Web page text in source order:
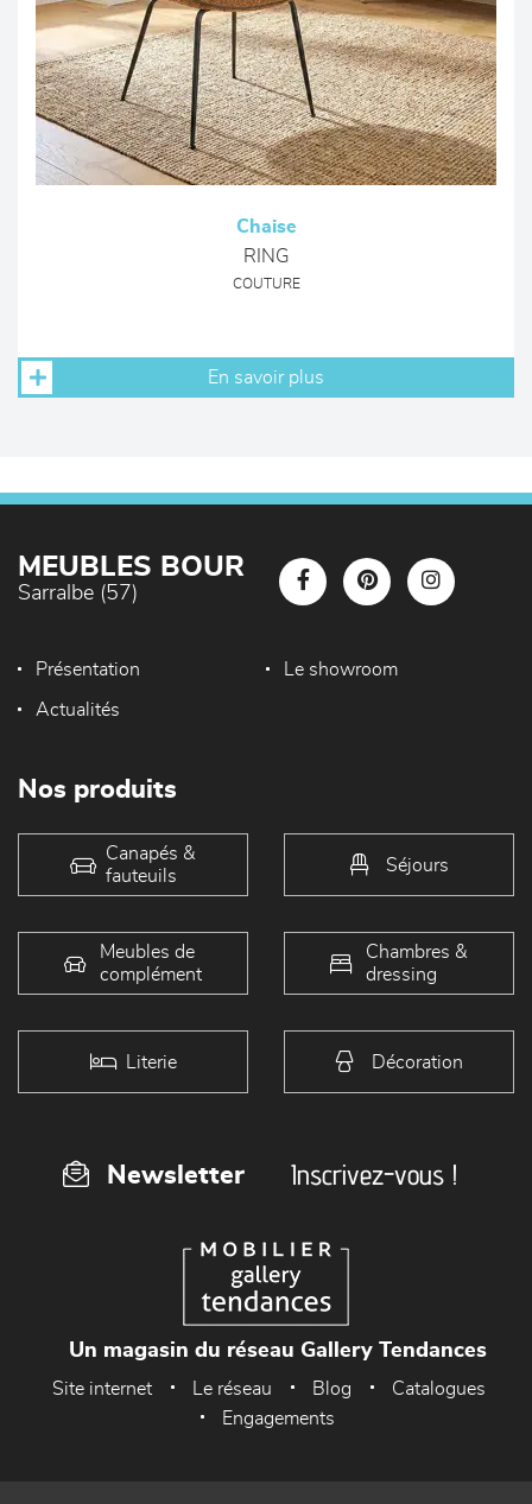
Chaise
RING
COUTURE
En savoir plus
MEUBLES BOUR
Sarralbe (57)
Présentation Le showroom
Actualités
Nos produits
Canapés &
fauteuils
Séjours
Meubles de
complément
Chambres &
dressing
Literie Décoration
Newsletter Inscrivez-vous !
Un magasin du réseau Gallery Tendances
Site internet Le réseau Blog
Catalogues
Engagements